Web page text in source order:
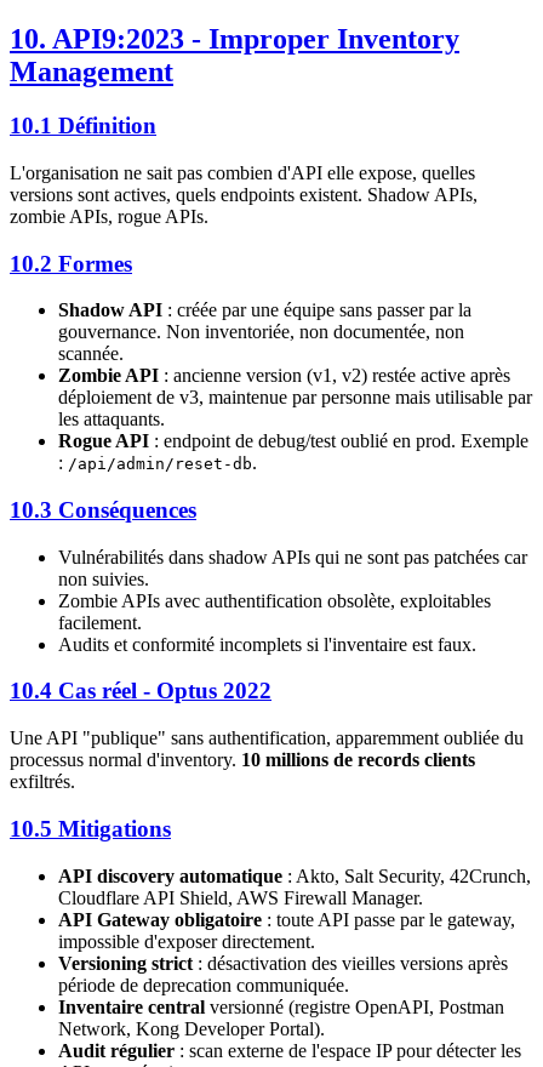
10. API9:2023 - Improper Inventory
Management
10.1 Définition
L'organisation ne sait pas combien d'API elle expose, quelles
versions sont actives, quels endpoints existent. Shadow APIs,
zombie APIs, rogue APIs.
10.2 Formes
Shadow API : créée par une équipe sans passer par la
gouvernance. Non inventoriée, non documentée, non
scannée.
Zombie API : ancienne version (v1, v2) restée active après
déploiement de v3, maintenue par personne mais utilisable par
les attaquants.
Rogue API : endpoint de debug/test oublié en prod. Exemple
: /api/admin/reset-db.
10.3 Conséquences
Vulnérabilités dans shadow APIs qui ne sont pas patchées car
non suivies.
Zombie APIs avec authentification obsolète, exploitables
facilement.
Audits et conformité incomplets si l'inventaire est faux.
10.4 Cas réel - Optus 2022
Une API "publique" sans authentification, apparemment oubliée du
processus normal d'inventory. 10 millions de records clients
exfiltrés.
10.5 Mitigations
API discovery automatique : Akto, Salt Security, 42Crunch,
Cloudflare API Shield, AWS Firewall Manager.
API Gateway obligatoire : toute API passe par le gateway,
impossible d'exposer directement.
Versioning strict : désactivation des vieilles versions après
période de deprecation communiquée.
Inventaire central versionné (registre OpenAPI, Postman
Network, Kong Developer Portal).
Audit régulier : scan externe de l'espace IP pour détecter les